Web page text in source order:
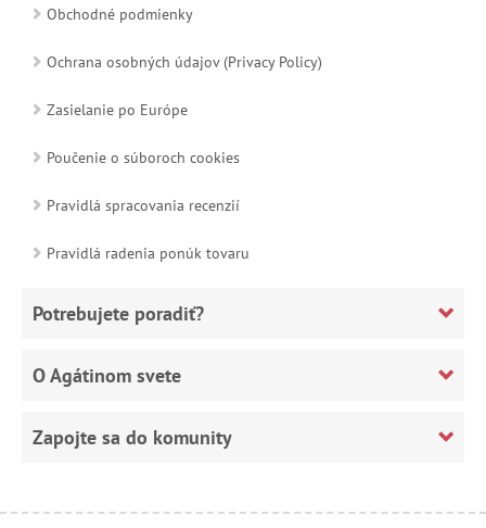
Obchodné podmienky
Ochrana osobných údajov (Privacy Policy)
Zasielanie po Európe
Poučenie o súboroch cookies
Pravidlá spracovania recenzií
Pravidlá radenia ponúk tovaru
Potrebujete poradiť?
O Agátinom svete
Zapojte sa do komunity